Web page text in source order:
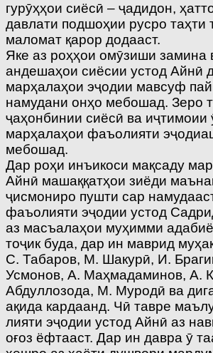
гурӯҳҳои сиёсӣ – ҷадидон,
давлати подшоҳии русро таҳти
маломат қарор додааст.
Яке аз роҳҳои омӯзиши замина
андешаҳои сиёсии устод Айнӣ
марҳалаҳои эҷодии мавсуф
намудани онҳо мебошад. Зеро
ҷаҳонбинии сиёсӣ ва иҷтимоии
марҳалаҳои фаъолияти
мебошад.
Дар роҳи инъикоси мақсаду
Айнӣ машаққатҳои зиёди
ҷисмониро пушти сар
фаъолияти эҷодии устод
аз масъалаҳои муҳимми
тоҷик буда, дар ин маврид
С. Табаров, М. Шакурӣ, И.
Усмонов, А. Маҳмадаминов, А.
Абдуллозода, М. Муродӣ ва
ақида кардаанд. Чӣ тавре
лияти эҷодии устод Айнӣ аз
оғоз ёфтааст. Дар ин давра ӯ